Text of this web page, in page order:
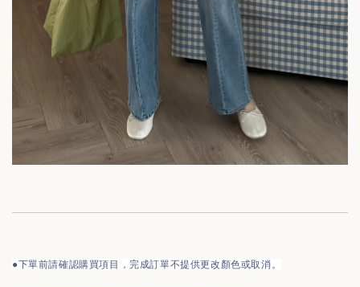
●下單前請確認購買項目，完成訂單不提供更改顏色或取消。